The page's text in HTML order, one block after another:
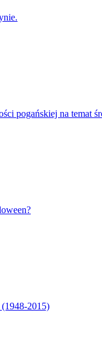
pogańskiej na temat
2015)